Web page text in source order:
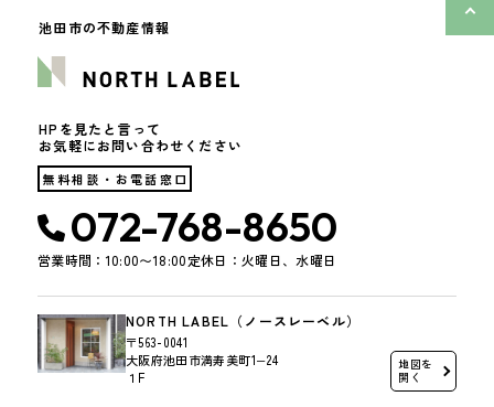
池田市の不動産情報
HPを見たと言って
お気軽にお問い合わせください
無料相談・お電話窓口
072-768-8650
営業時間：10:00〜18:00定休日：火曜日、水曜日
NORTH LABEL（ノースレーベル）
〒563-0041
大阪府池田市満寿美町1−24
１F
地図を
開く